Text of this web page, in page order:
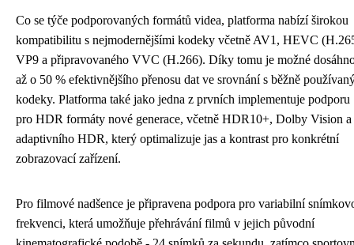
Co se týče podporovaných formátů videa, platforma nabízí širokou
kompatibilitu s nejmodernějšími kodeky včetně AV1, HEVC
VP9 a připravovaného VVC (H.266). Díky tomu je možné
až o 50 % efektivnějšího přenosu dat ve srovnání s běžně
kodeky. Platforma také jako jedna z prvních implementuje podporu
pro HDR formáty nové generace, včetně HDR10+, Dolby Vision a
adaptivního HDR, který optimalizuje jas a kontrast pro konkrétní
zobrazovací zařízení.
Pro filmové nadšence je připravena podpora pro variabilní
frekvenci, která umožňuje přehrávání filmů v jejich původní